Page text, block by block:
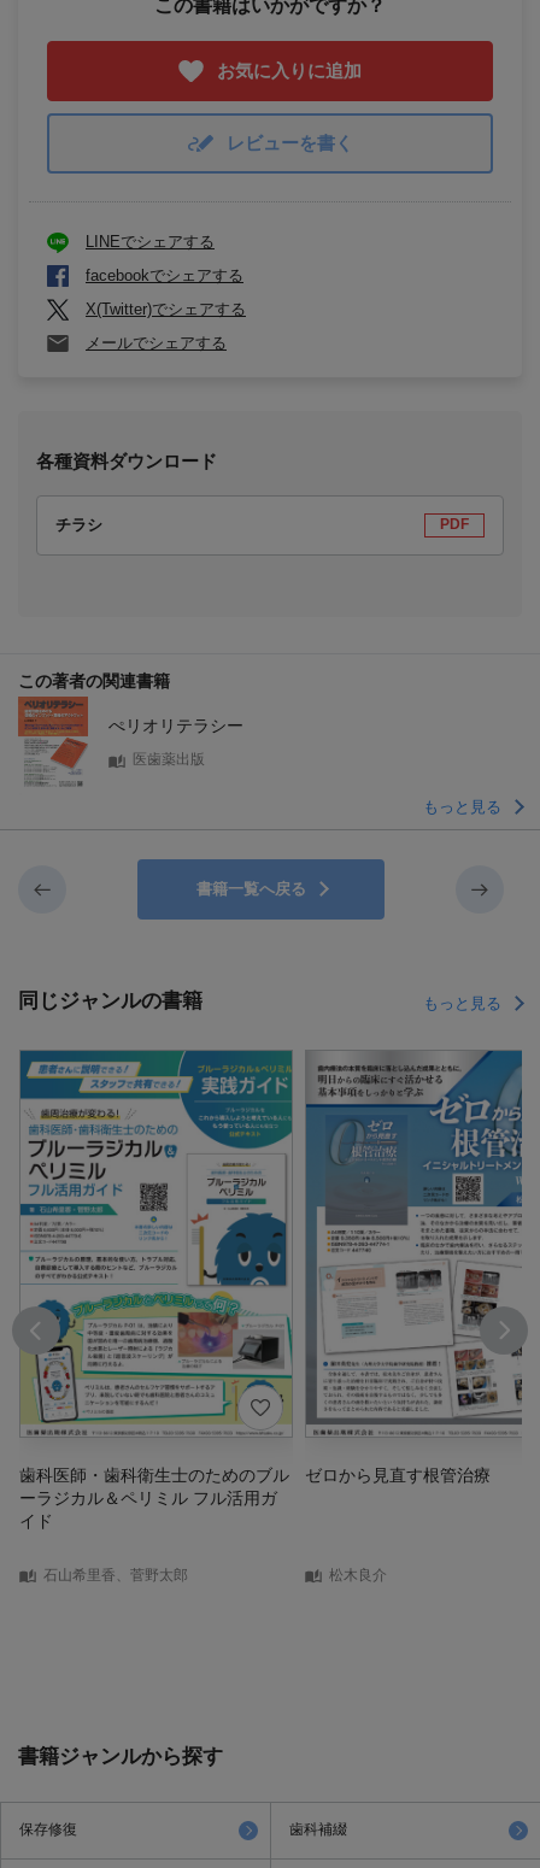
この書籍はいかがですか？
お気に入りに追加
レビューを書く
LINEでシェアする
facebookでシェアする
X(Twitter)でシェアする
メールでシェアする
各種資料ダウンロード
チラシ PDF
この著者の関連書籍
ぺリオリテラシー
医歯薬出版
もっと見る
書籍一覧へ戻る
同じジャンルの書籍 もっと見る
歯科医師・歯科衛生士のためのブル
ーラジカル＆ペリミル フル活用ガ
イド
石山希里香、菅野太郎
ゼロから見直す根管治療
松木良介
書籍ジャンルから探す
保存修復 歯科補綴